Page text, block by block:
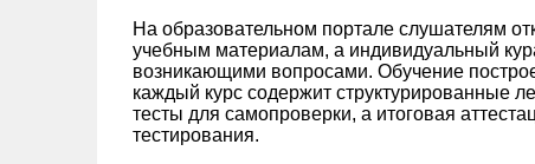
На образовательном портале слушателям
учебным материалам, а индивидуальный
возникающими вопросами. Обучение
каждый курс содержит структурированные
тесты для самопроверки, а итоговая
тестирования.